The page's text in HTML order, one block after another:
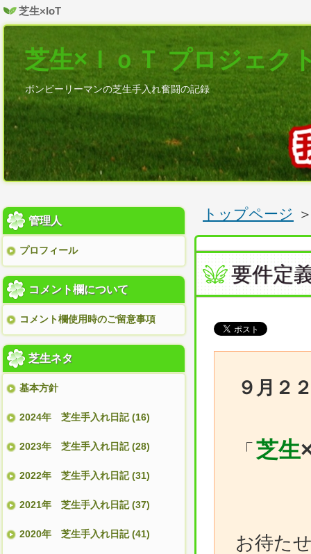
芝生×IoT
芝生×ＩｏＴ プロジェク
ボンビーリーマンの芝生手入れ奮闘の記録
トップページ
要件定
９月２
「 芝生
お待た
管理人
プロフィール
コメント欄について
コメント欄使用時のご留意事項
芝生ネタ
基本方針
2024年 芝生手入れ日記 (16)
2023年 芝生手入れ日記 (28)
2022年 芝生手入れ日記 (31)
2021年 芝生手入れ日記 (37)
2020年 芝生手入れ日記 (41)